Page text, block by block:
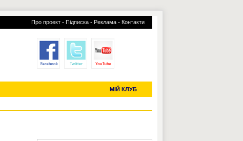
Про проект - Підписка - Реклама - Контакти
МІЙ КЛУБ
УСІ ТРАНСФЕРИ